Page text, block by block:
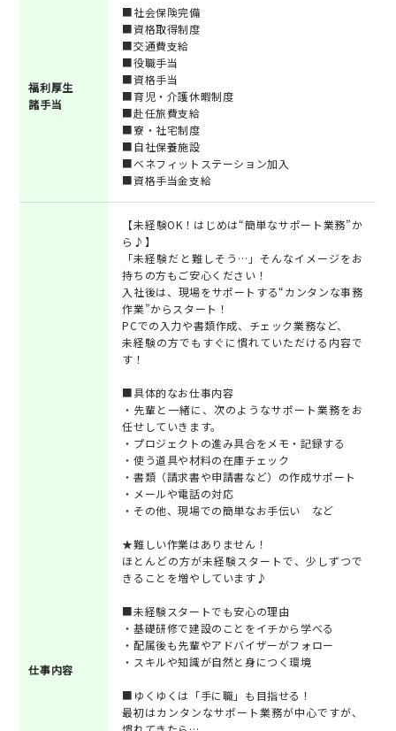
福利厚生
諸手当
■社会保険完備
■資格取得制度
■交通費支給
■役職手当
■資格手当
■育児・介護休暇制度
■赴任旅費支給
■寮・社宅制度
■自社保養施設
■ベネフィットステーション加入
■資格手当金支給
仕事内容
【未経験OK！はじめは“簡単なサポート業務”か
ら♪】
「未経験だと難しそう…」そんなイメージをお
持ちの方もご安心ください！
入社後は、現場をサポートする“カンタンな事務
作業”からスタート！
PCでの入力や書類作成、チェック業務など、
未経験の方でもすぐに慣れていただける内容で
す！
■具体的なお仕事内容
・先輩と一緒に、次のようなサポート業務をお
任せしていきます。
・プロジェクトの進み具合をメモ・記録する
・使う道具や材料の在庫チェック
・書類（請求書や申請書など）の作成サポート
・メールや電話の対応
・その他、現場での簡単なお手伝い など
★難しい作業はありません！
ほとんどの方が未経験スタートで、少しずつで
きることを増やしています♪
■未経験スタートでも安心の理由
・基礎研修で建設のことをイチから学べる
・配属後も先輩やアドバイザーがフォロー
・スキルや知識が自然と身につく環境
■ゆくゆくは「手に職」も目指せる！
最初はカンタンなサポート業務が中心ですが、